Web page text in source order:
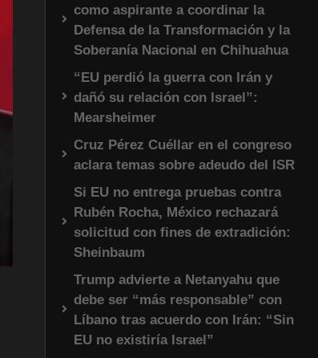
como aspirante a coordinar la
Defensa de la Transformación y la
Soberanía Nacional en Chihuahua
“EU perdió la guerra con Irán y
dañó su relación con Israel”:
Mearsheimer
Cruz Pérez Cuéllar en el congreso
aclara temas sobre adeudo del ISR
Si EU no entrega pruebas contra
Rubén Rocha, México rechazará
solicitud con fines de extradición:
Sheinbaum
Trump advierte a Netanyahu que
debe ser “más responsable” con
Líbano tras acuerdo con Irán: “Sin
EU no existiría Israel”